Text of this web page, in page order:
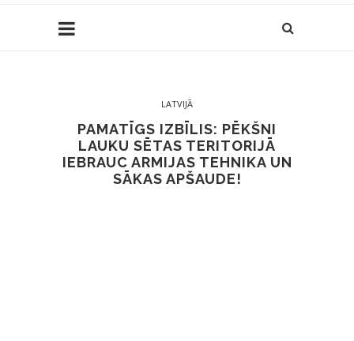
LATVIJĀ
PAMATĪGS IZBĪLIS: PĒKŠNI
LAUKU SĒTAS TERITORIJĀ
IEBRAUC ARMIJAS TEHNIKA UN
SĀKAS APŠAUDE!